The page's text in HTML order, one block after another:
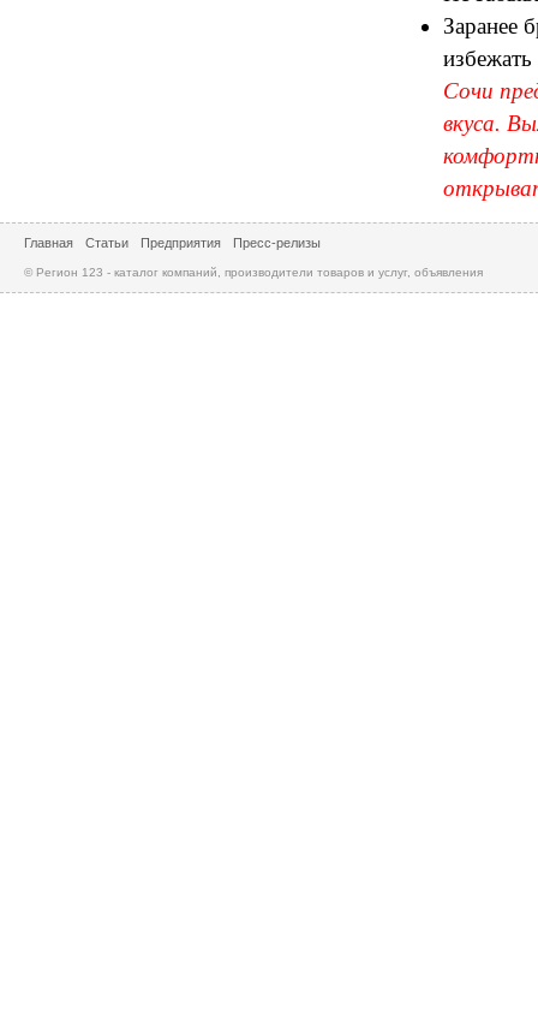
Заранее
Сочи
вкуса.
Главная Статьи Предприятия Пресс-релизы
© Регион 123 - каталог компаний, производители товаров и услуг, объявления